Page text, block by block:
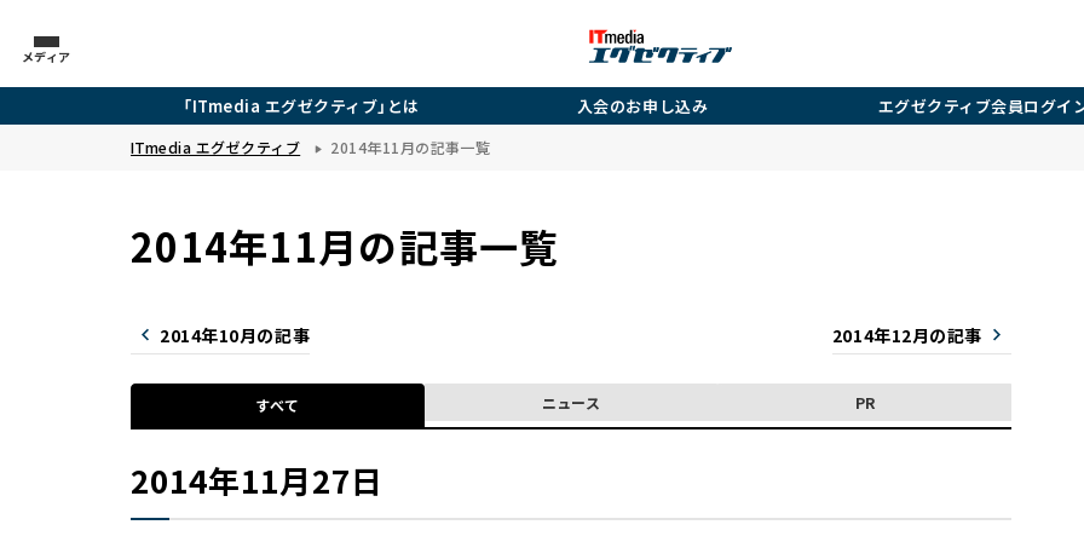
メディア
「ITmedia エグゼクティブ」とは 入会のお申し込み エグゼクティブ会員ログイ
ITmedia エグゼクティブ 2014年11月の記事一覧
2014年11月の記事一覧
2014年10月の記事 2014年12月の記事
すべて ニュース PR
2014年11月27日